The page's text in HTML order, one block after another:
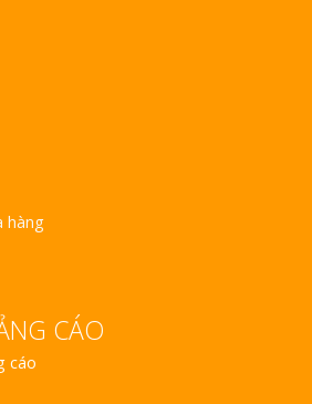
hàng
CÁO
cáo